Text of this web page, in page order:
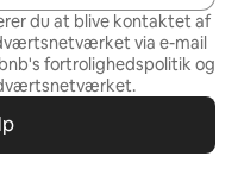
du at blive kontaktet af
via e-mail
fortrolighedspolitik og
.